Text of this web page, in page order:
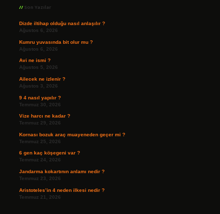
Son Yazılar
Dizde iltihap olduğu nasıl anlaşılır ?
Ağustos 6, 2026
Kumru yuvasında bit olur mu ?
Ağustos 6, 2026
Avi ne ismi ?
Ağustos 5, 2026
Ailecek ne izlenir ?
Ağustos 3, 2026
9 4 nasıl yapılır ?
Temmuz 30, 2026
Vize harcı ne kadar ?
Temmuz 29, 2026
Kornası bozuk araç muayeneden geçer mi ?
Temmuz 25, 2026
6 gen kaç köşegeni var ?
Temmuz 24, 2026
Jandarma kokartının anlamı nedir ?
Temmuz 23, 2026
Aristoteles’in 4 neden ilkesi nedir ?
Temmuz 21, 2026